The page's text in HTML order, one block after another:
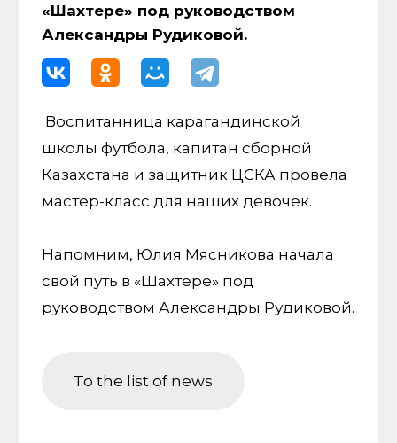
«Шахтере» под руководством
Александры Рудиковой.
Воспитанница карагандинской
школы футбола, капитан сборной
Казахстана и защитник ЦСКА провела
мастер-класс для наших девочек.
Напомним, Юлия Мясникова начала
свой путь в «Шахтере» под
руководством Александры Рудиковой.
To the list of news